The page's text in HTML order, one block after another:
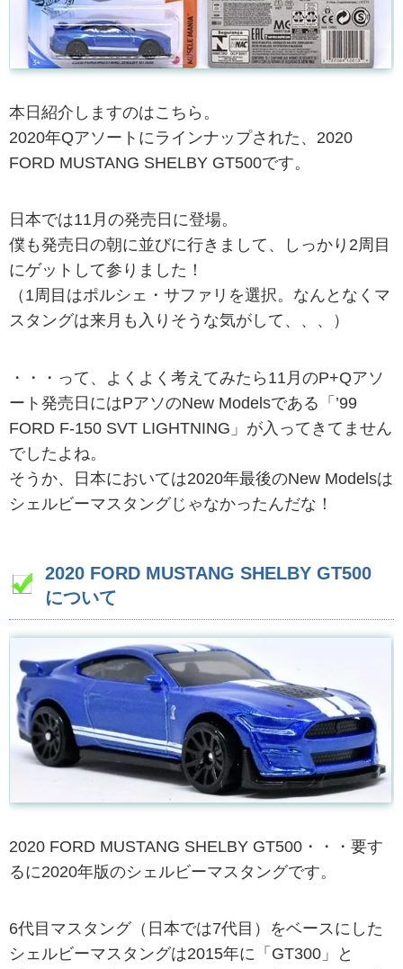
本日紹介しますのはこちら。
2020年Qアソートにラインナップされた、2020
FORD MUSTANG SHELBY GT500です。
日本では11月の発売日に登場。
僕も発売日の朝に並びに行きまして、しっかり2周目
にゲットして参りました！
（1周目はポルシェ・サファリを選択。なんとなくマ
スタングは来月も入りそうな気がして、、、）
・・・って、よくよく考えてみたら11月のP+Qアソ
ート発売日にはPアソのNew Modelsである「’99
FORD F-150 SVT LIGHTNING」が入ってきてません
でしたよね。
そうか、日本においては2020年最後のNew Modelsは
シェルビーマスタングじゃなかったんだな！
2020 FORD MUSTANG SHELBY GT500
について
2020 FORD MUSTANG SHELBY GT500・・・要す
るに2020年版のシェルビーマスタングです。
6代目マスタング（日本では7代目）をベースにした
シェルビーマスタングは2015年に「GT300」と